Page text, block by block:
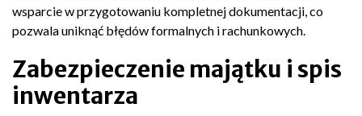
wsparcie w przygotowaniu kompletnej dokumentacji, co
pozwala uniknąć błędów formalnych i rachunkowych.
Zabezpieczenie majątku i spis
inwentarza